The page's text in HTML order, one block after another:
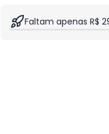
Faltam apenas R$